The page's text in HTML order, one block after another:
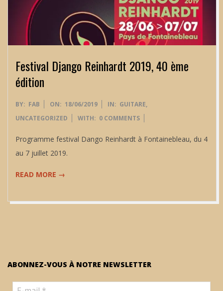
Festival Django Reinhardt 2019, 40 ème
édition
2019-
06-
BY: FAB ON: 18/06/2019 IN: GUITARE,
UNCATEGORIZED
WITH: 0 COMMENTS
Programme festival Dango Reinhardt à Fontainebleau, du 4
au 7 juillet 2019.
READ MORE →
ABONNEZ-VOUS À NOTRE NEWSLETTER